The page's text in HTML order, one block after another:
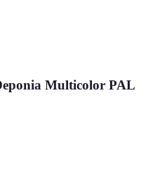
Multicolor PAL